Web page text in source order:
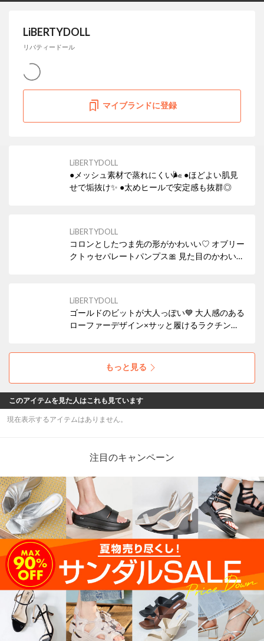
LiBERTYDOLL
リバティードール
マイブランドに登録
LiBERTYDOLL
●メッシュ素材で蒸れにくい🌬 ●ほどよい肌見
せで垢抜け✨ ●太めヒールで安定感も抜群◎
LiBERTYDOLL
コロンとしたつま先の形がかわいい♡ オブリー
クトゥセパレートパンプス🎀 見た目のかわいさ
LiBERTYDOLL
ゴールドのビットが大人っぽい💙 大人感のある
ローファーデザイン×サッと履けるラクチンさ
上品なデザインで通勤にも社内履きにもぴった
もっと見る
このアイテムを見た人はこれも見ています
現在表示するアイテムはありません。
注目のキャンペーン